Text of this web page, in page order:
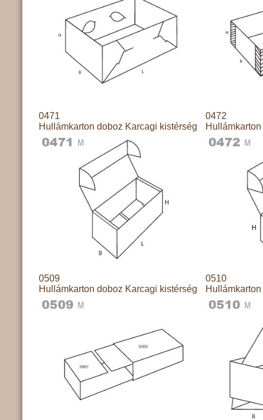
0471
Hullámkarton doboz Karcagi kistérség
0472
0509
Hullámkarton doboz Karcagi kistérség
0510